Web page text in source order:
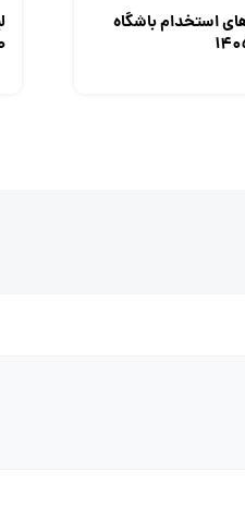
استخدام باشگاه